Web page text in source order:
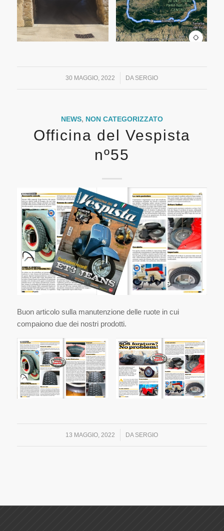
30 MAGGIO, 2022
/ DA SERGIO
NEWS, NON CATEGORIZZATO
Officina del Vespista
nº55
Buon articolo sulla manutenzione delle ruote in cui
compaiono due dei nostri prodotti.
13 MAGGIO, 2022
/ DA SERGIO